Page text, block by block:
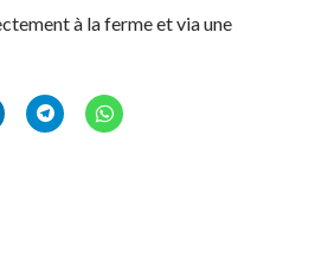
à la ferme et via une